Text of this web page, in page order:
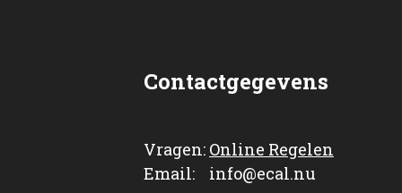
Contactgegevens
Vragen: Online Regelen
Email: info@ecal.nu